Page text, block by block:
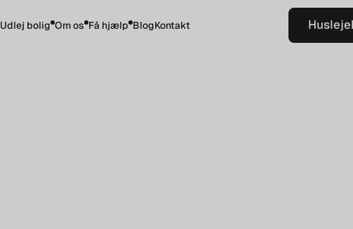
Udlej bolig Om os Få hjælp BlogKontakt